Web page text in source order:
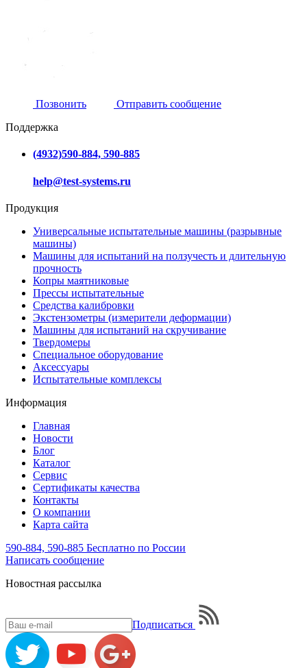
Позвонить
Отправить сообщение
Поддержка
(4932)590-884, 590-885
help@test-systems.ru
Продукция
Универсальные испытательные машины (разрывные
машины)
Машины для испытаний на ползучесть и длительную
прочность
Копры маятниковые
Прессы испытательные
Средства калибровки
Экстензометры (измерители деформации)
Машины для испытаний на скручивание
Твердомеры
Специальное оборудование
Аксессуары
Испытательные комплексы
Информация
Главная
Новости
Блог
Каталог
Сервис
Сертификаты качества
Контакты
О компании
Карта сайта
590-884, 590-885 Бесплатно по России
Написать сообщение
Новостная рассылка
Подписаться